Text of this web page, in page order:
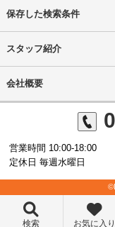
保存した検索条件
スタッフ紹介
会社概要
営業時間 10:00-18:00
定休日 毎週水曜日
検索 お気に入り